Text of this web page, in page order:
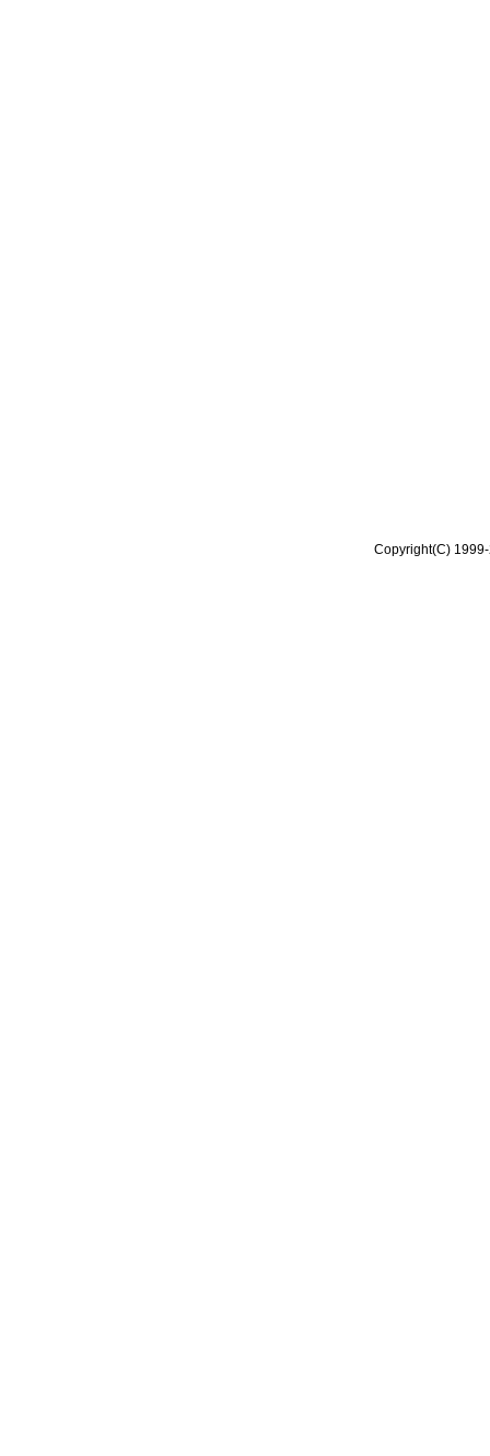
Copyright(C)